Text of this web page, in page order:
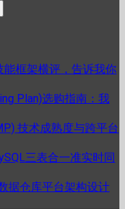
能框架横评，告诉我你
Plan)选购指南：我
技术成熟度与跨平台
三表合一准实时同
据仓库平台架构设计